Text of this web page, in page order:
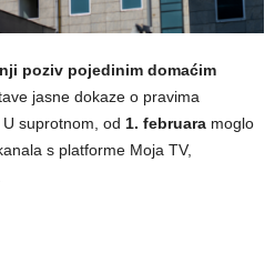
poziv pojedinim domaćim
jasne dokaze o pravima
suprotnom, od 1. februara moglo
s platforme Moja TV,